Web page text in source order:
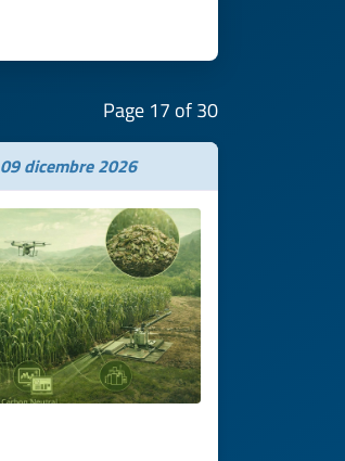
Page 17 of 30
09 dicembre 2026